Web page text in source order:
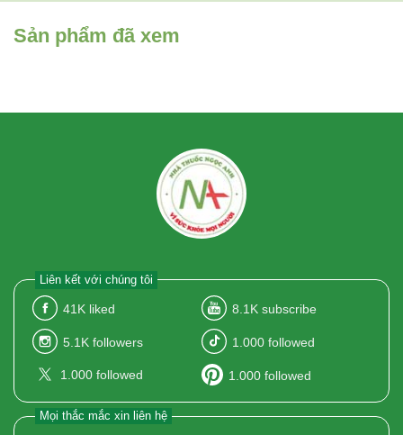
Sản phẩm đã xem
Liên kết với chúng tôi
41K liked 8.1K subscribe
5.1K followers 1.000 followed
1.000 followed 1.000 followed
Mọi thắc mắc xin liên hệ